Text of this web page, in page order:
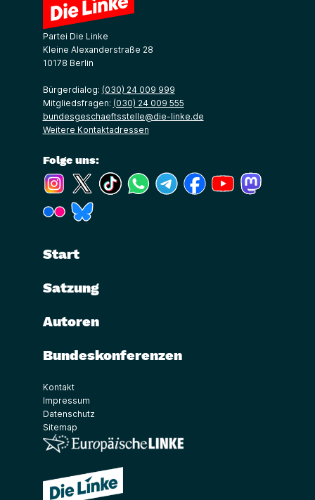
Partei Die Linke
Kleine Alexanderstraße 28
10178 Berlin
Bürgerdialog: (030) 24 009 999
Mitgliedsfragen: (030) 24 009 555
bundesgeschaeftsstelle@die-linke.de
Weitere Kontaktadressen
Folge uns:
(Link öffnet ein neues Fenster)
(Link öffnet ein neues Fenster)
(Link öffnet ein neues Fenster)
(Link öffnet ein neues Fenster)
(Link öffnet ein neues Fenster)
(Link öffnet ein neues
(Link öffnet ein
(Link öffnet ein neues Fenster)
Start
Satzung
Autoren
Bundeskonferenzen
Kontakt
Impressum
Datenschutz
Sitemap
(Link öffnet ein neues Fenster)